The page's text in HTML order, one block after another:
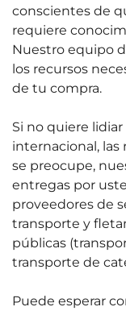
conscientes de
requiere
Nuestro equipo
los recursos
de tu compra.
Si no quiere
internacional, las
se preocupe,
entregas por
proveedores de
transporte y
públicas
transporte de
Puede esperar